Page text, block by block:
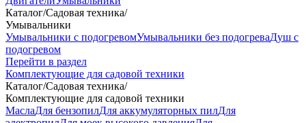
Каталог/Садовая техника/
Умывальники
Умывальники с подогревомУмывальники без подогреваДуш с
подогревом
Перейти в раздел
Комплектующие для садовой техники
Каталог/Садовая техника/
Комплектующие для садовой техники
МаслаДля бензопилДля аккумуляторных пилДля